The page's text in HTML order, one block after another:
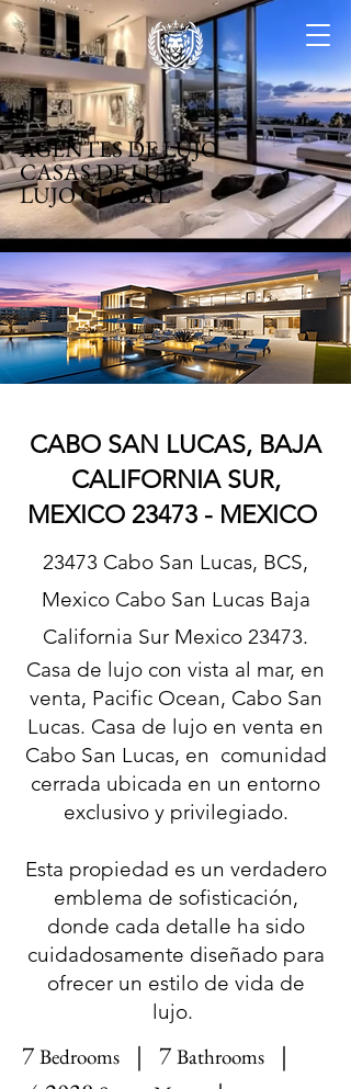
AGENTES DE LUJO
CASAS DE LUJO
LUJO GLOBAL
CABO SAN LUCAS, BAJA
CALIFORNIA SUR,
MEXICO 23473 - MEXICO
23473 Cabo San Lucas, BCS,
Mexico Cabo San Lucas Baja
California Sur Mexico 23473.
Casa de lujo con vista al mar, en
venta, Pacific Ocean, Cabo San
Lucas. Casa de lujo en venta en
Cabo San Lucas, en comunidad
cerrada ubicada en un entorno
exclusivo y privilegiado.
Esta propiedad es un verdadero
emblema de sofisticación,
donde cada detalle ha sido
cuidadosamente diseñado para
ofrecer un estilo de vida de
lujo.
7 Bedrooms | 7 Bathrooms |